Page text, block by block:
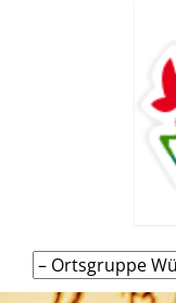
Navigation
überspringen